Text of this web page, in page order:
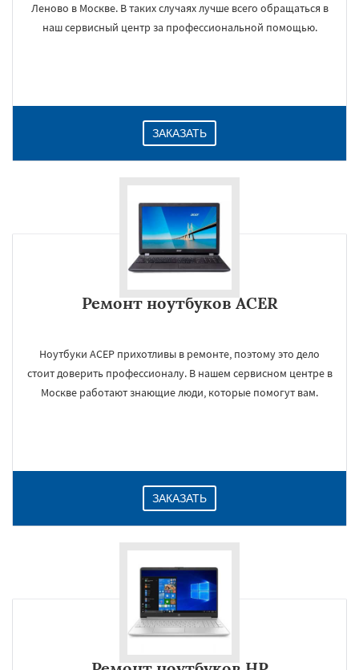
Леново в Москве. В таких случаях лучше всего обращаться в
наш сервисный центр за профессиональной помощью.
ЗАКАЗАТЬ
Ремонт ноутбуков ACER
Ноутбуки АСЕР прихотливы в ремонте, поэтому это дело
стоит доверить профессионалу. В нашем сервисном центре в
Москве работают знающие люди, которые помогут вам.
ЗАКАЗАТЬ